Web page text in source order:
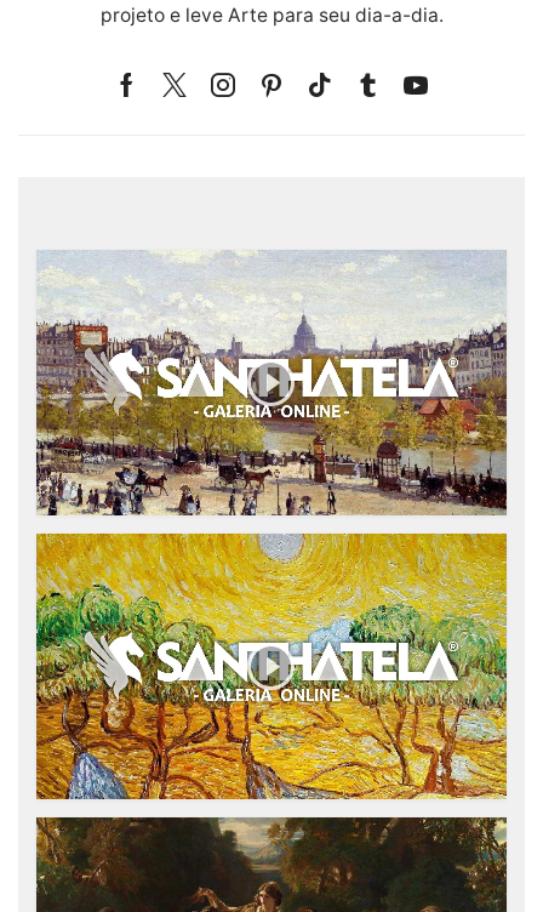
projeto e leve Arte para seu dia-a-dia.
Facebook
TwitterInstagramPinterest
Tik-TumblrYoutube